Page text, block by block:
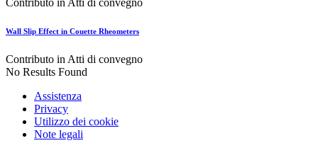
Wall Slip Effect in Couette Rheometers
Contributo in Atti di convegno
No Results Found
Assistenza
Privacy
Utilizzo dei cookie
Note legali